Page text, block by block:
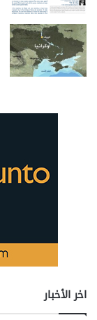
اخر الأخبار